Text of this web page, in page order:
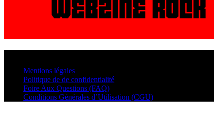
Mentions légales
Politique de de confidentialité
Foire Aux Questions (FAQ)
Conditions Générales d’Utilisation (CGU)